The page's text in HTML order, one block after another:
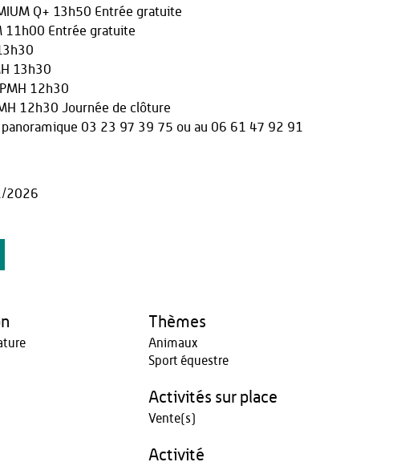
Q+ 13h50 Entrée gratuite
11h00 Entrée gratuite
13h30
12h30
12h30 Journée de clôture
panoramique 03 23 97 39 75 ou au 06 61 47 92 91
2026
Thèmes
Animaux
Sport équestre
Activités sur place
Vente(s)
Activité